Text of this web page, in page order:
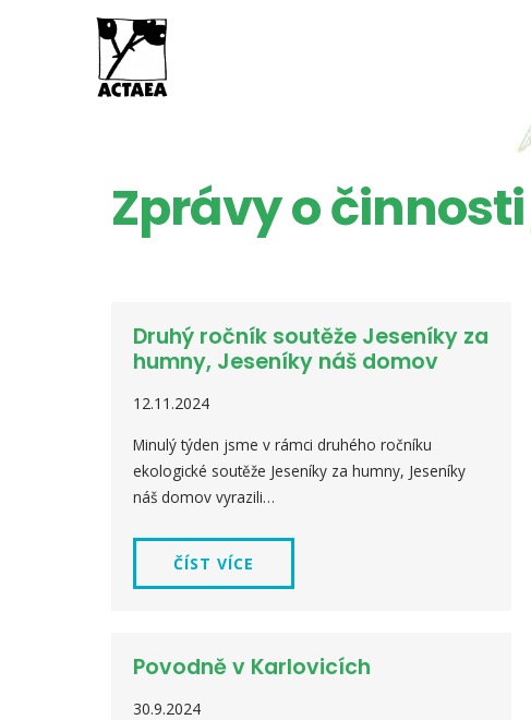
Zprávy o činnosti
Druhý ročník soutěže Jeseníky za
humny, Jeseníky náš domov
12.11.2024
Minulý týden jsme v rámci druhého ročníku
ekologické soutěže Jeseníky za humny, Jeseníky
náš domov vyrazili…
ČÍST VÍCE
Povodně v Karlovicích
30.9.2024